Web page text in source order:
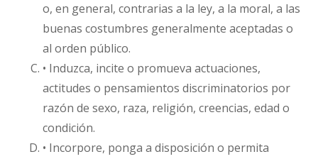
o, en general, contrarias a la ley, a la moral, a las
buenas costumbres generalmente aceptadas o
al orden público.
• Induzca, incite o promueva actuaciones,
actitudes o pensamientos discriminatorios por
razón de sexo, raza, religión, creencias, edad o
condición.
• Incorpore, ponga a disposición o permita